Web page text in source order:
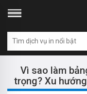
Vì sao làm
trọng? Xu